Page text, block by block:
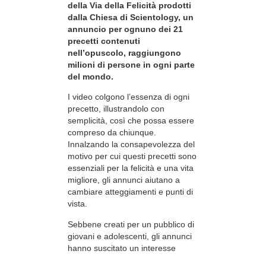
della Via della Felicità prodotti
dalla Chiesa di Scientology, un
annuncio per ognuno dei 21
precetti contenuti
nell’opuscolo, raggiungono
milioni di persone in ogni parte
del mondo.
I video colgono l’essenza di ogni
precetto, illustrandolo con
semplicità, così che possa essere
compreso da chiunque.
Innalzando la consapevolezza del
motivo per cui questi precetti sono
essenziali per la felicità e una vita
migliore, gli annunci aiutano a
cambiare atteggiamenti e punti di
vista.
Sebbene creati per un pubblico di
giovani e adolescenti, gli annunci
hanno suscitato un interesse